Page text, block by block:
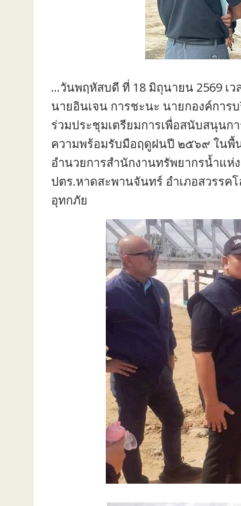
…วันพฤหัสบดี ที่ 18 มิถุนายน 2569 เว
นายอินเจน การชะนะ นายกองค์กา
ร่วมประชุมเตรียมการเพื่อสนับสนุนก
ความพร้อมรับมือฤดูฝนปี ๒๕๖๙ ในพื้
อำนวยการสำนักงานทรัพยากรน้ำแ
ปตร.หาดสะพานจันทร์ อำเภอสวรรค
อุทกภัย